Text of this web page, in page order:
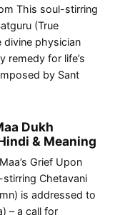
This soul-stirring
(True
divine physician
remedy for life’s
by Sant
Dukh
& Meaning
(Maa’s Grief Upon
Chetavani
is addressed to
– a call for